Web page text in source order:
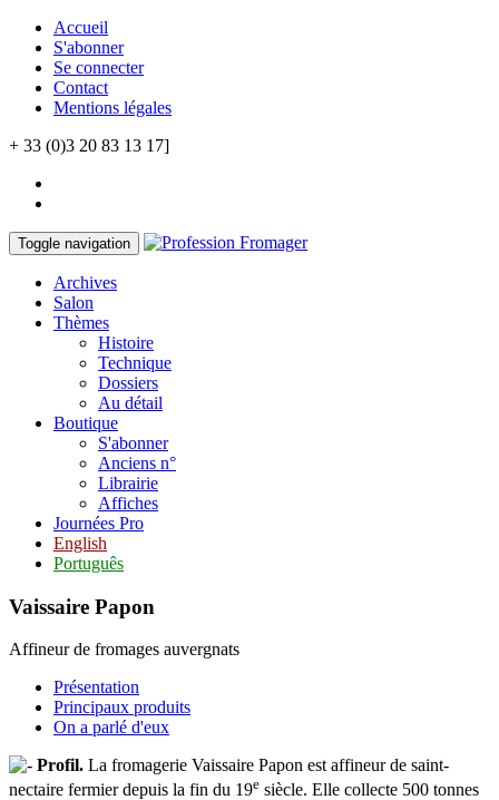
Accueil
S'abonner
Se connecter
Contact
Mentions légales
+ 33 (0)3 20 83 13 17]
Toggle navigation
Archives
Salon
Thèmes
Histoire
Technique
Dossiers
Au détail
Boutique
S'abonner
Anciens n°
Librairie
Affiches
Journées Pro
English
Português
Vaissaire Papon
Affineur de fromages auvergnats
Présentation
Principaux produits
On a parlé d'eux
Profil. La fromagerie Vaissaire Papon est affineur de saint-
nectaire fermier depuis la fin du 19e siècle. Elle collecte 500 tonnes